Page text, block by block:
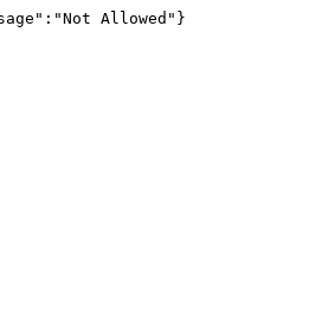
Allowed"}